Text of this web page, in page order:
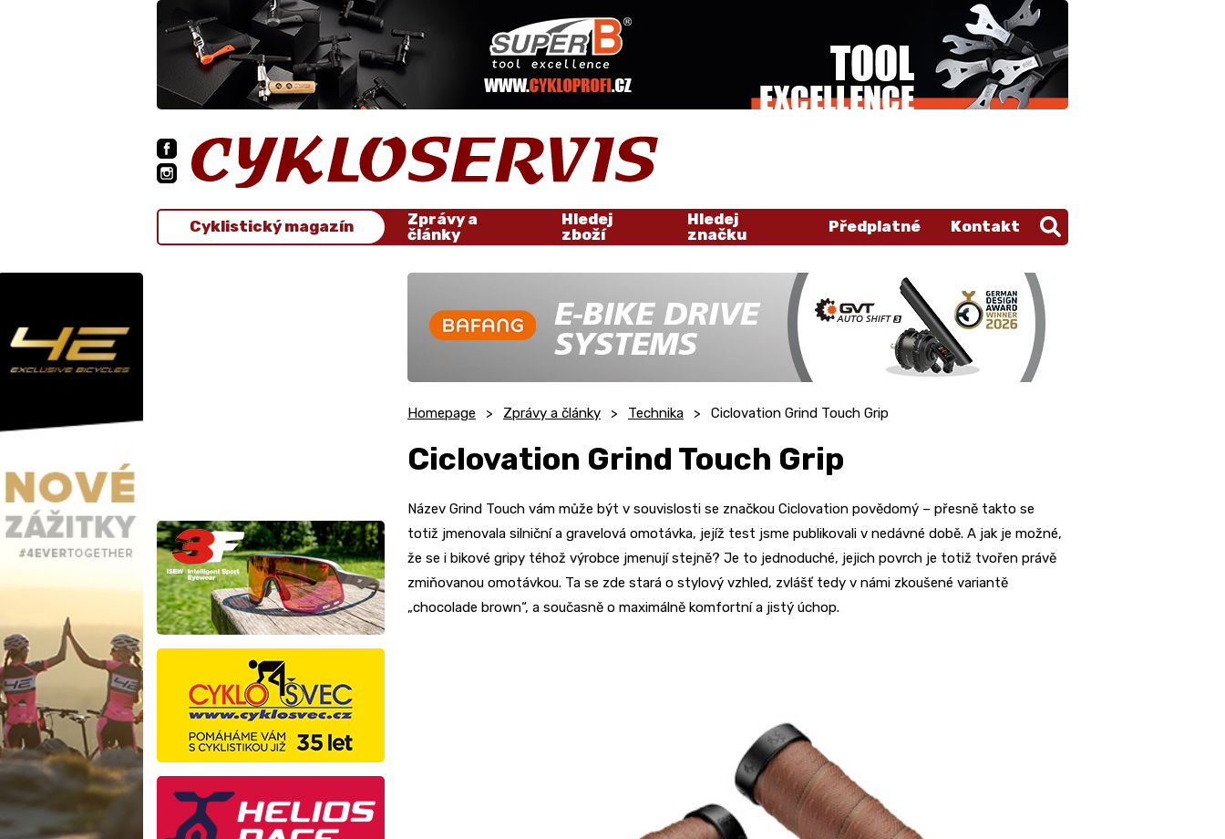
Cyklistický magazín
Zprávy a
články
Hledej
zboží
Hledej
značku
Předplatné Kontakt
Homepage Zprávy a články Technika Ciclovation Grind Touch Grip
Ciclovation Grind Touch Grip
Název Grind Touch vám může být v souvislosti se značkou Ciclovation povědomý – přesně takto se
totiž jmenovala silniční a gravelová omotávka, jejíž test jsme publikovali v nedávné době. A jak je možné,
že se i bikové gripy téhož výrobce jmenují stejně? Je to jednoduché, jejich povrch je totiž tvořen právě
zmiňovanou omotávkou. Ta se zde stará o stylový vzhled, zvlášť tedy v námi zkoušené variantě
„chocolade brown“, a současně o maximálně komfortní a jistý úchop.